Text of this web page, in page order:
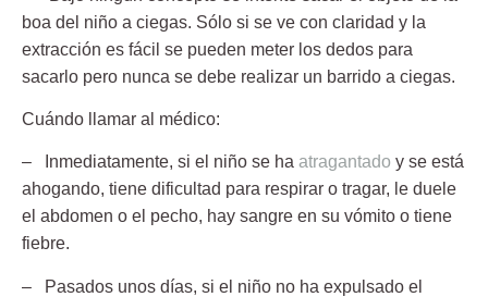
boa del niño a ciegas. Sólo si se ve con claridad y la
extracción es fácil se pueden meter los dedos para
sacarlo pero nunca se debe realizar un barrido a ciegas.
Cuándo llamar al médico:
– Inmediatamente, si el niño se ha atragantado y se está
ahogando, tiene dificultad para respirar o tragar, le duele
el abdomen o el pecho, hay sangre en su vómito o tiene
fiebre.
– Pasados unos días, si el niño no ha expulsado el